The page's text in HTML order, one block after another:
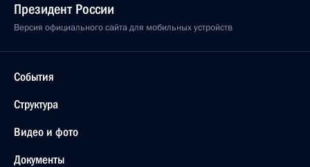
Президент России
Версия официального сайта для мобильных устройств
События
Структура
Видео и фото
Документы